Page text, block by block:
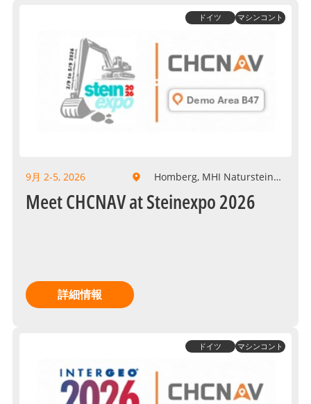
ドイツ
マシンコント
9月 2-5, 2026
Homberg, MHI Naturstein
Meet CHCNAV at Steinexpo 2026
詳細情報
ドイツ
マシンコント